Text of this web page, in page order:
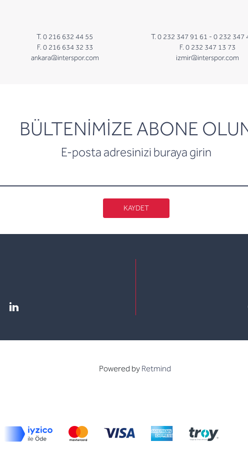
T. 0 216 632 44 55
F. 0 216 634 32 33
ankara@interspor.com
T. 0 232 347 91 61 - 0 232 347
F. 0 232 347 13 73
izmir@interspor.com
BÜLTENİMİZE ABONE
E-posta adresinizi buraya girin
newsletter
KAYDET
Powered by Retmind